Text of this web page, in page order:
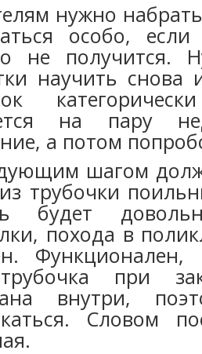
нужно
особо,
не получится.
научить снова
на пару
а потом
шагом
трубочки
будет
похода в
Функционален,
при
внутри,
Словом